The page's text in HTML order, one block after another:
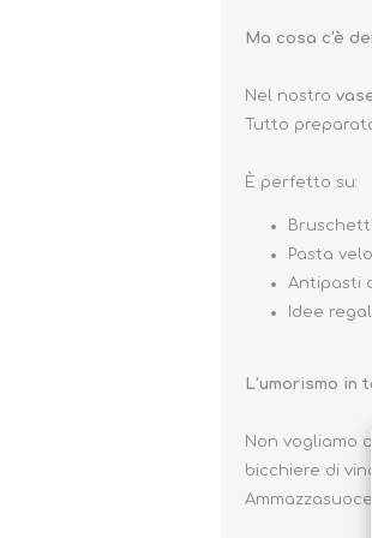
Ma cosa c'è
Nel nostro
Tutto
È perfetto su:
Pasta
Antipasti
Idee
L’umorismo in
Non vogliamo
bicchiere di